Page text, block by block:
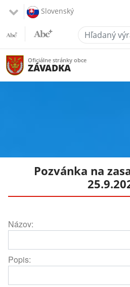
Slovenský
Hľadaný
Oficiálne stránky obce
ZÁVADKA
Pozvánka na
Názov:
Popis: